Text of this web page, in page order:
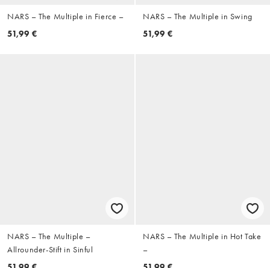
NARS – The Multiple in Fierce –
51,99 €
NARS – The Multiple in Swing
51,99 €
NARS – The Multiple –
Allrounder-Stift in Sinful
NARS – The Multiple in Hot Take
–